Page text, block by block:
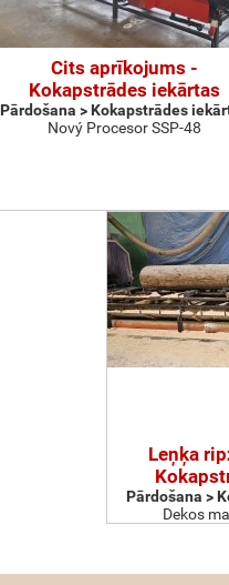
Cits aprīkojums -
Kokapstrādes iekārtas
Pārdošana > Kokapstrādes
Nový Procesor SSP-48
Leņķa
Pārdošana >
Dekos